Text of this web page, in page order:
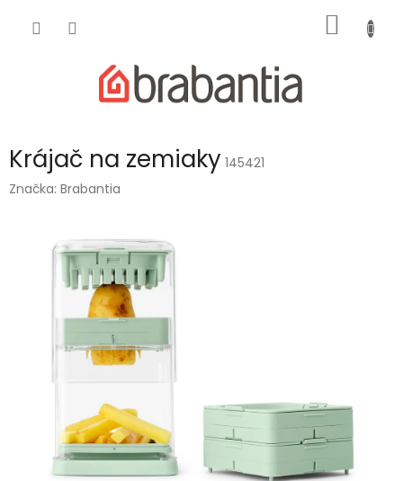
KOŠÍK
Krájač na zemiaky 145421
Značka: Brabantia